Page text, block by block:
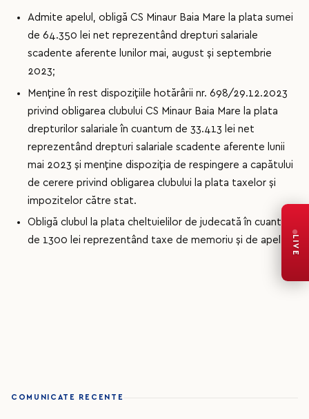
Admite apelul, obligă CS Minaur Baia Mare la plata sumei
de 64.350 lei net reprezentând drepturi salariale
scadente aferente lunilor mai, august și septembrie
2023;
Menține în rest dispozițiile hotărârii nr. 698/29.12.2023
privind obligarea clubului CS Minaur Baia Mare la plata
drepturilor salariale în cuantum de 33.413 lei net
reprezentând drepturi salariale scadente aferente lunii
mai 2023 și menține dispoziția de respingere a capătului
de cerere privind obligarea clubului la plata taxelor și
impozitelor către stat.
Obligă clubul la plata cheltuielilor de judecată în cuantum
de 1300 lei reprezentând taxe de memoriu și de apel.
COMUNICATE RECENTE
LIVE